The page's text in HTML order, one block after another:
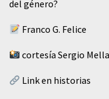
del género?
Franco G. Felice
cortesía Sergio Mella
Link en historias